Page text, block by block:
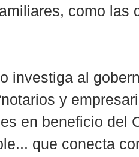
como las
investiga al
y
en beneficio del
que conecta